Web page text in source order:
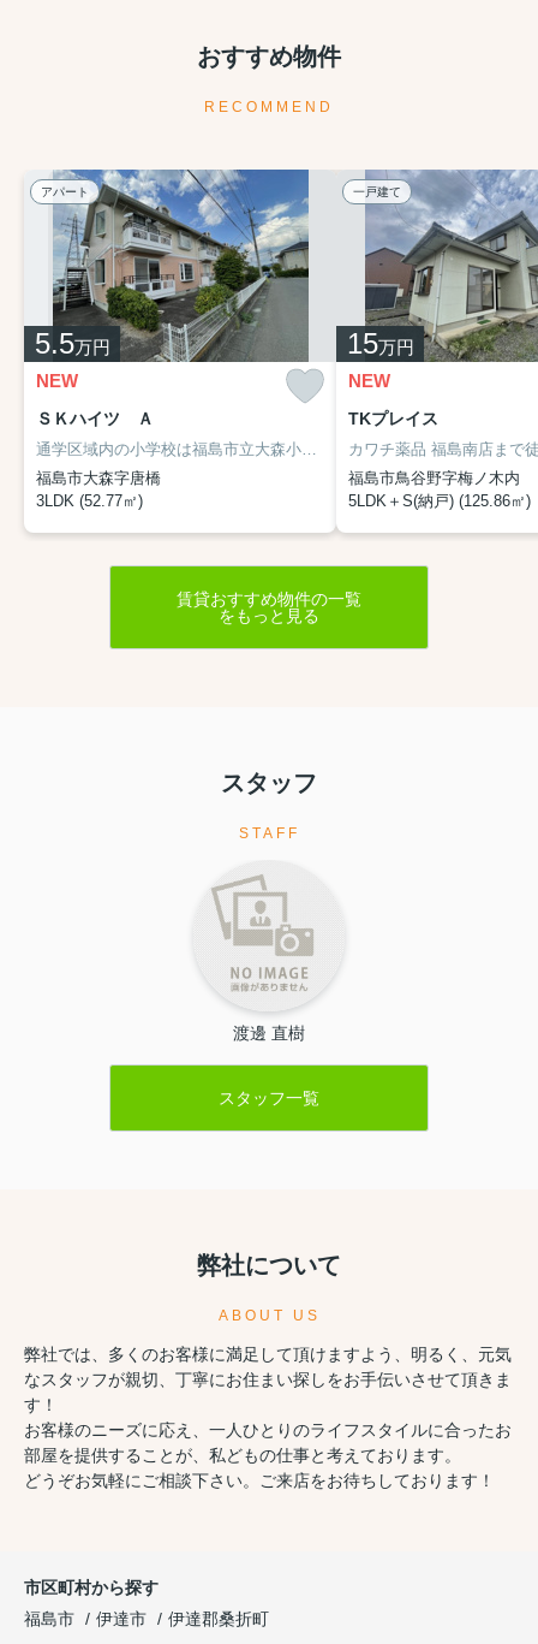
おすすめ物件
RECOMMEND
アパート
5.5万円
NEW
ＳＫハイツ Ａ
通学区域内の小学校は福島市立大森小学校で徒歩7分です。洗面所が独立しているので、ニーズの高い物件です。TVインターフォン付きの、セキュリティに配慮した物件です。こちらはペット相談可の物件です。お気軽にご相談ください。交通の便の良さは、住まい探しの大事な決め手です。東北本線南福島周辺のお部屋探しなら、当社へお気軽にご相談ください。
福島市大森字唐橋
3LDK (52.77㎡)
一戸建て
15万円
NEW
TKプレイス
福島市鳥谷野字梅ノ木内
5LDK＋S(納戸) (125.86㎡)
賃貸おすすめ物件の一覧
をもっと見る
スタッフ
STAFF
渡邊 直樹
スタッフ一覧
弊社について
ABOUT US
弊社では、多くのお客様に満足して頂けますよう、明るく、元気
なスタッフが親切、丁寧にお住まい探しをお手伝いさせて頂きま
す！
お客様のニーズに応え、一人ひとりのライフスタイルに合ったお
部屋を提供することが、私どもの仕事と考えております。
どうぞお気軽にご相談下さい。ご来店をお待ちしております！
市区町村から探す
福島市
伊達市
伊達郡桑折町